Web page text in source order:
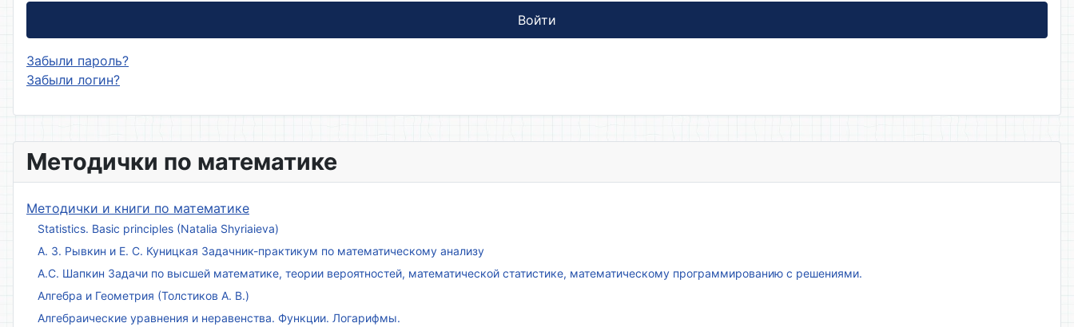
Методички по математике
Методички и книги по математике
Statistics. Basic principles (Natalia Shyriaieva)
А. З. Рывкин и Е. С. Куницкая Задачник-практикум по математическому анализу
А.С. Шапкин Задачи по высшей математике, теории вероятностей, математической статистике, математическому программированию с решениями.
Алгебра и Геометрия (Толстиков А. В.)
Алгебраические уравнения и неравенства. Функции. Логарифмы.
Войти
Забыли пароль?
Забыли логин?